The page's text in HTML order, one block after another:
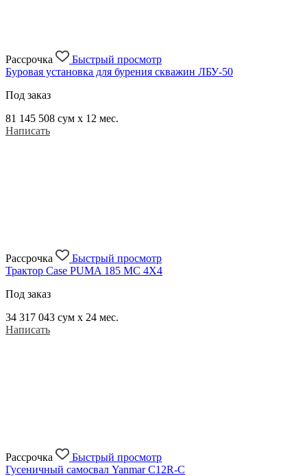
Рассрочка
Быстрый просмотр
Буровая установка для бурения скважин ЛБУ-50
Под заказ
81 145 508 сум x 12 мес.
Написать
Рассрочка
Быстрый просмотр
Трактор Case PUMA 185 MC 4X4
Под заказ
34 317 043 сум x 24 мес.
Написать
Рассрочка
Быстрый просмотр
Гусеничный самосвал Yanmar C12R-C